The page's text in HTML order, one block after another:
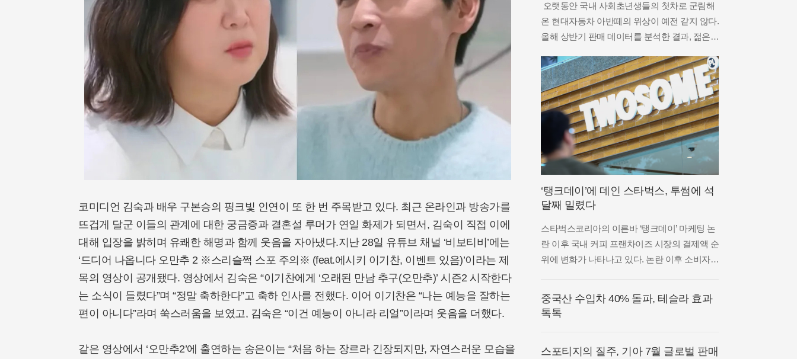
코미디언 김숙과 배우 구본승의 핑크빛 인연이 또 한 번 주목받고 있다. 최근 온라인과 방송가를
뜨겁게 달군 이들의 관계에 대한 궁금증과 결혼설 루머가 연일 화제가 되면서, 김숙이 직접 이에
대해 입장을 밝히며 유쾌한 해명과 함께 웃음을 자아냈다.지난 28일 유튜브 채널 ‘비보티비’에는
‘드디어 나옵니다 오만추 2 ※스리슬쩍 스포 주의※ (feat.에시키 이기찬, 이벤트 있음)’이라는 제
목의 영상이 공개됐다. 영상에서 김숙은 “이기찬에게 ‘오래된 만남 추구(오만추)’ 시즌2 시작한다
는 소식이 들렸다”며 “정말 축하한다”고 축하 인사를 전했다. 이어 이기찬은 “나는 예능을 잘하는
편이 아니다”라며 쑥스러움을 보였고, 김숙은 “이건 예능이 아니라 리얼”이라며 웃음을 더했다.
같은 영상에서 ‘오만추2’에 출연하는 송은이는 “처음 하는 장르라 긴장되지만, 자연스러운 모습을
오랫동안 국내 사회초년생들의 첫차로 군림해
온 현대자동차 아반떼의 위상이 예전 같지 않다.
올해 상반기 판매 데이터를 분석한 결과, 젊은
전기차로 급격히 이동하고 있는 현상이 포착되
었다. 한국수입자동차협회의 집계에 따르면 테
슬라 모델Y는 올해 상반기에만 4만 대가 넘는
‘탱크데이’에 데인 스타벅스, 투썸에 석
달째 밀렸다
스타벅스코리아의 이른바 ‘탱크데이’ 마케팅 논
란 이후 국내 커피 프랜차이즈 시장의 결제액 순
위에 변화가 나타나고 있다. 논란 이후 소비자
을 얻은 것으로 나타났다.지난 4일 AI 데이터 기
업 아이지에이웍스의 모바일인덱스에 따르면
중국산 수입차 40% 돌파, 테슬라 효과
톡톡
스포티지의 질주, 기아 7월 글로벌 판매